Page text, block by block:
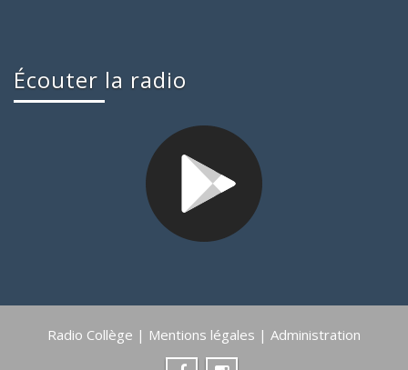
Écouter la radio
Radio Collège | Mentions légales | Administration